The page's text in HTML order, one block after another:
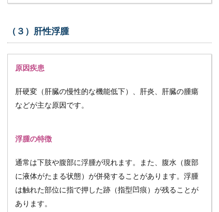
原因疾
4.1.2
浮腫の
4.1.3
外の症
状
4.2
浮腫
4.2.1
原因疾
患
4.2.2
浮腫の
（３）肝性浮腫
原因疾患
肝硬変（肝臓の慢性的な機能低下）、肝炎、肝臓の腫瘍
などが主な原因です。
浮腫の特徴
通常は下肢や腹部に浮腫が現れます。また、腹水（腹部
に液体がたまる状態）が併発することがあります。浮腫
は触れた部位に指で押した跡（指型凹痕）が残ることが
あります。